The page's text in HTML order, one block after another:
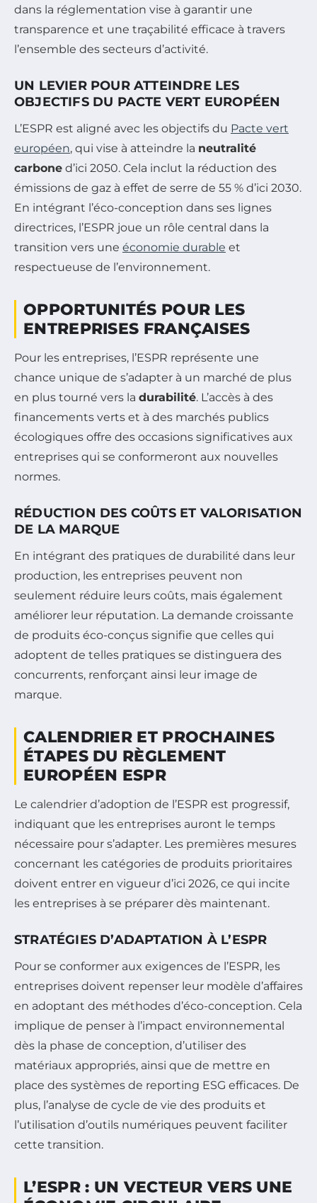
dans la réglementation vise à garantir une
transparence et une traçabilité efficace à travers
l’ensemble des secteurs d’activité.
UN LEVIER POUR ATTEINDRE LES
OBJECTIFS DU PACTE VERT EUROPÉEN
L’ESPR est aligné avec les objectifs du Pacte vert
européen, qui vise à atteindre la neutralité
carbone d’ici 2050. Cela inclut la réduction des
émissions de gaz à effet de serre de 55 % d’ici 2030.
En intégrant l’éco-conception dans ses lignes
directrices, l’ESPR joue un rôle central dans la
transition vers une économie durable et
respectueuse de l’environnement.
OPPORTUNITÉS POUR LES
ENTREPRISES FRANÇAISES
Pour les entreprises, l’ESPR représente une
chance unique de s’adapter à un marché de plus
en plus tourné vers la durabilité. L’accès à des
financements verts et à des marchés publics
écologiques offre des occasions significatives aux
entreprises qui se conformeront aux nouvelles
normes.
RÉDUCTION DES COÛTS ET VALORISATION
DE LA MARQUE
En intégrant des pratiques de durabilité dans leur
production, les entreprises peuvent non
seulement réduire leurs coûts, mais également
améliorer leur réputation. La demande croissante
de produits éco-conçus signifie que celles qui
adoptent de telles pratiques se distinguera des
concurrents, renforçant ainsi leur image de
marque.
CALENDRIER ET PROCHAINES
ÉTAPES DU RÈGLEMENT
EUROPÉEN ESPR
Le calendrier d’adoption de l’ESPR est progressif,
indiquant que les entreprises auront le temps
nécessaire pour s’adapter. Les premières mesures
concernant les catégories de produits prioritaires
doivent entrer en vigueur d’ici 2026, ce qui incite
les entreprises à se préparer dès maintenant.
STRATÉGIES D’ADAPTATION À L’ESPR
Pour se conformer aux exigences de l’ESPR, les
entreprises doivent repenser leur modèle d’affaires
en adoptant des méthodes d’éco-conception. Cela
implique de penser à l’impact environnemental
dès la phase de conception, d’utiliser des
matériaux appropriés, ainsi que de mettre en
place des systèmes de reporting ESG efficaces. De
plus, l’analyse de cycle de vie des produits et
l’utilisation d’outils numériques peuvent faciliter
cette transition.
L’ESPR : UN VECTEUR VERS UNE